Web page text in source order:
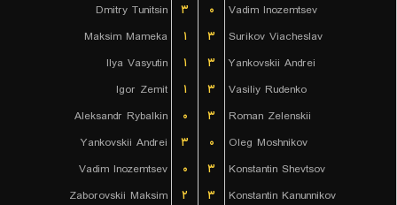
Dmitry Tunitsin
۳ ۰
Vadim Inozemtsev
Maksim Mameka
۱ ۳
Surikov Viacheslav
Ilya Vasyutin
۱ ۳
Yankovskii Andrei
Igor Zemit
۱ ۳
Vasiliy Rudenko
Aleksandr Rybalkin
۰ ۳
Roman Zelenskii
Yankovskii Andrei
۳ ۰
Oleg Moshnikov
Vadim Inozemtsev
۰ ۳
Konstantin Shevtsov
Zaborovskii Maksim
۲ ۳
Konstantin Kanunnikov